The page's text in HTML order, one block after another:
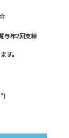
与年2回支給
す。